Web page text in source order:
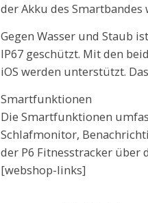
der Akku des
Gegen Wasser und Staub
IP67 geschützt. Mit den
iOS werden unterstützt.
Smartfunktionen
Die Smartfunktionen
Schlafmonitor,
der P6 Fitnesstracker über
[webshop-links]